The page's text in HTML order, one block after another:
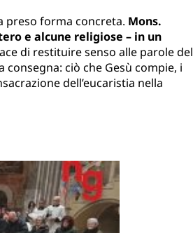
preso forma concreta. Mons.
e alcune religiose – in un
di restituire senso alle parole del
ciò che Gesù compie, i
dell’eucaristia nella